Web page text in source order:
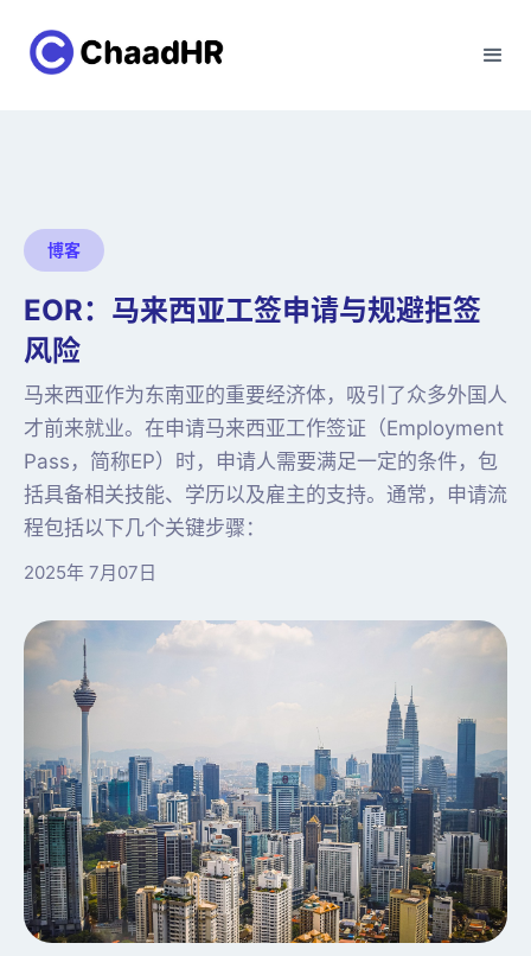
博客
EOR：马来西亚工签申请与规避拒签
风险
马来西亚作为东南亚的重要经济体，吸引了众多外国人
才前来就业。在申请马来西亚工作签证（Employment
Pass，简称EP）时，申请人需要满足一定的条件，包
括具备相关技能、学历以及雇主的支持。通常，申请流
程包括以下几个关键步骤：
2025年 7月07日